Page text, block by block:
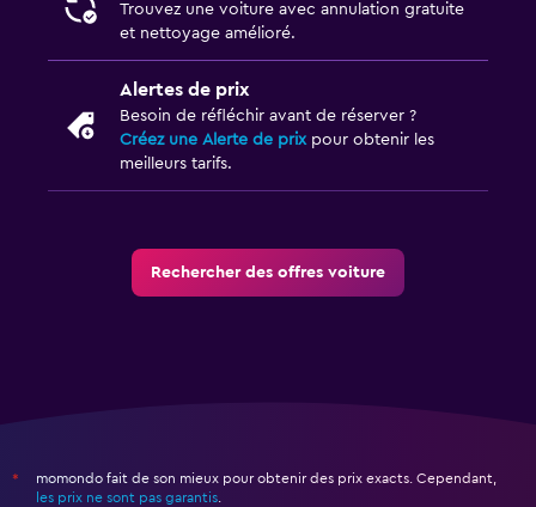
Trouvez une voiture avec annulation gratuite
et nettoyage amélioré.
Alertes de prix
Besoin de réfléchir avant de réserver ?
Créez une Alerte de prixpour obtenir les
meilleurs tarifs.
Rechercher des offres voiture
*
momondo fait de son mieux pour obtenir des prix exacts. Cependant,
les prix ne sont pas garantis.